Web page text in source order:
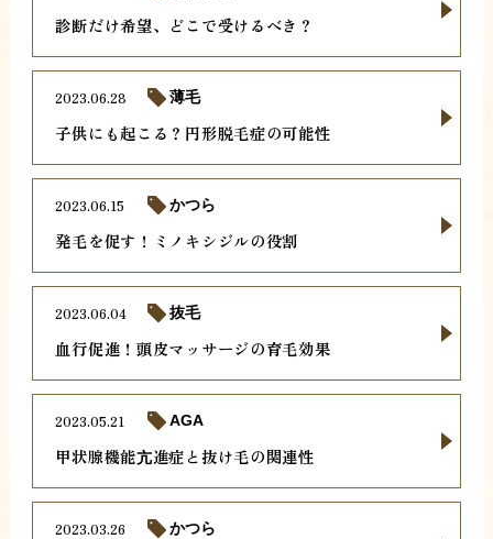
診断だけ希望、どこで受けるべき？
子供にも起こる？円形脱毛症の可能性
2023.06.28 薄毛
発毛を促す！ミノキシジルの役割
2023.06.15 かつら
血行促進！頭皮マッサージの育毛効果
2023.06.04 抜毛
甲状腺機能亢進症と抜け毛の関連性
2023.05.21 AGA
2023.03.26 かつら